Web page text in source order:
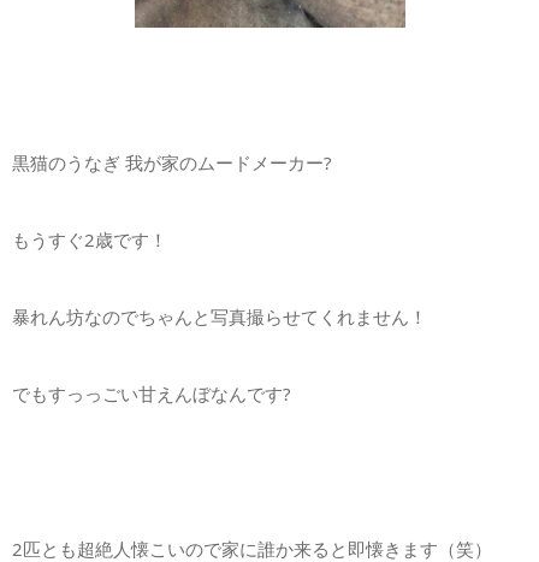
黒猫のうなぎ 我が家のムードメーカー?
もうすぐ2歳です！
暴れん坊なのでちゃんと写真撮らせてくれません！
でもすっっごい甘えんぼなんです?
2匹とも超絶人懐こいので家に誰か来ると即懐きます（笑）